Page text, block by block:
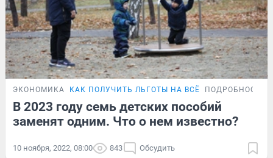
ЭКОНОМИКА КАК ПОЛУЧИТЬ ЛЬГОТЫ НА ВСЁ ПОДРОБНОСТИ
В 2023 году семь детских пособий
заменят одним. Что о нем известно?
10 ноября, 2022, 08:00 843 Обсудить